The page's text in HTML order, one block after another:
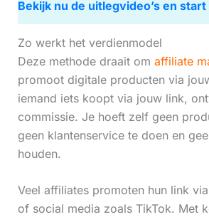
Bekijk nu de uitlegvideo’s en
Zo werkt het verdienmodel
Deze methode draait om affiliate
promoot digitale producten via
iemand iets koopt via jouw link,
commissie. Je hoeft zelf geen
geen klantenservice te doen en
houden.
Veel affiliates promoten hun link
of social media zoals TikTok. Met